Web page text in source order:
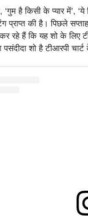
है किसी के प्यार में’,
प्राप्त की है। पिछले
रहे हैं कि यह शो के लिए
पसंदीदा शो है टीआरपी